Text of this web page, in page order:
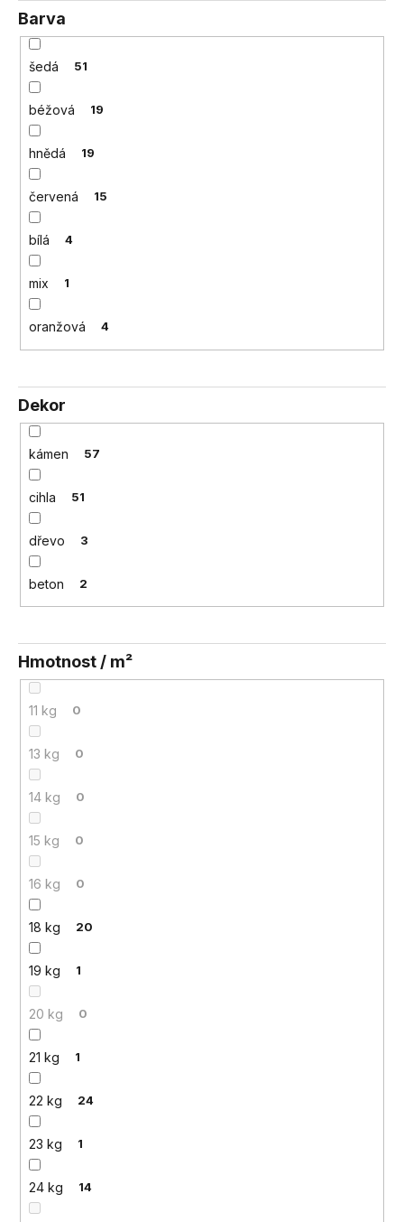
Barva
šedá 51
béžová 19
hnědá 19
červená 15
bílá 4
mix 1
oranžová 4
Dekor
kámen 57
cihla 51
dřevo 3
beton 2
Hmotnost / m²
11 kg 0
13 kg 0
14 kg 0
15 kg 0
16 kg 0
18 kg 20
19 kg 1
20 kg 0
21 kg 1
22 kg 24
23 kg 1
24 kg 14
e